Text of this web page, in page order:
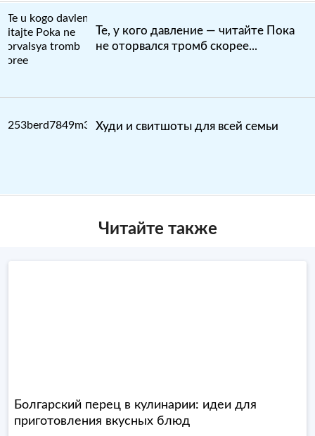
Те, у кого давление — читайте Пока
не оторвался тромб скорее...
Худи и свитшоты для всей семьи
Читайте также
Болгарский перец в кулинарии: идеи для
приготовления вкусных блюд